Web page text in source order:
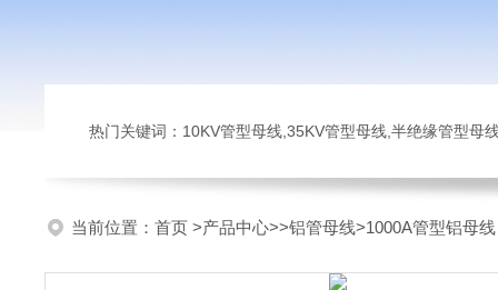
热门关键词：10KV管型母线,35KV管型母线,半绝缘管型母
当前位置： 首页 >产品中心>>铝管母线>1000A管型铝母线